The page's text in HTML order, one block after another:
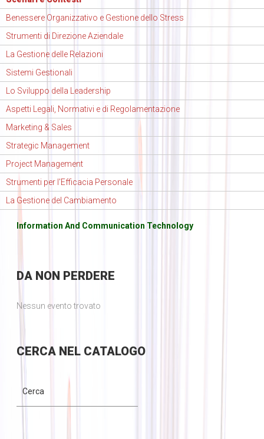
Benessere Organizzativo e Gestione dello Stress
Strumenti di Direzione Aziendale
La Gestione delle Relazioni
Sistemi Gestionali
Lo Sviluppo della Leadership
Aspetti Legali, Normativi e di Regolamentazione
Marketing & Sales
Strategic Management
Project Management
Strumenti per l'Efficacia Personale
La Gestione del Cambiamento
Information And Communication Technology
DANON PERDERE
Nessun evento trovato
CERCANEL CATALOGO